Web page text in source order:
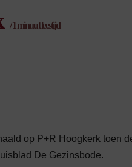
/1 minuut leestijd
op P+R Hoogkerk toen
De Gezinsbode.